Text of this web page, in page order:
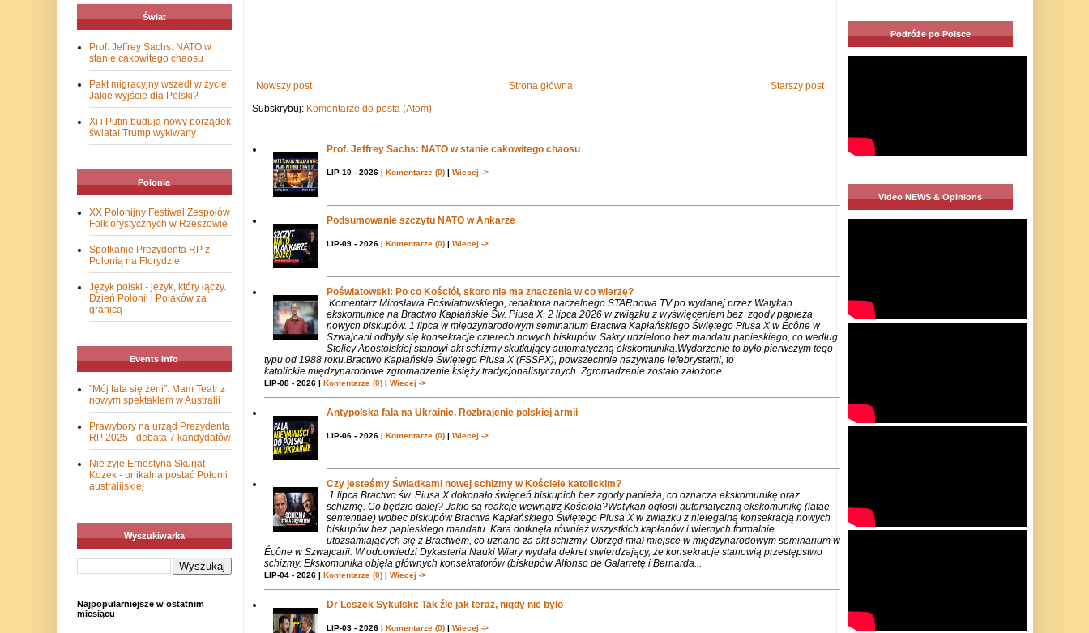
Nowszy post Starszy post
Strona główna
Subskrybuj: Komentarze do posta (Atom)
Prof. Jeffrey Sachs: NATO w stanie cakowitego chaosu
LIP-10 - 2026 | Komentarze (0)| Wiecej ->
Podsumowanie szczytu NATO w Ankarze
LIP-09 - 2026 | Komentarze (0)| Wiecej ->
Poświatowski: Po co Kościół, skoro nie ma znaczenia w co wierzę?
Komentarz Mirosława Poświatowskiego, redaktora naczelnego STARnowa.TV po wydanej przez Watykan
ekskomunice na Bractwo Kapłańskie Św. Piusa X, 2 lipca 2026 w związku z wyświęceniem bez zgody papieża
nowych biskupów. 1 lipca w międzynarodowym seminarium Bractwa Kapłańskiego Świętego Piusa X w Écône w
Szwajcarii odbyły się konsekracje czterech nowych biskupów. Sakry udzielono bez mandatu papieskiego, co według
Stolicy Apostolskiej stanowi akt schizmy skutkujący automatyczną ekskomuniką.Wydarzenie to było pierwszym tego
typu od 1988 roku.Bractwo Kapłańskie Świętego Piusa X (FSSPX), powszechnie nazywane lefebrystami, to
katolickie międzynarodowe zgromadzenie księży tradycjonalistycznych. Zgromadzenie zostało założone...
LIP-08 - 2026 | Komentarze (0)| Wiecej ->
Antypolska fala na Ukrainie. Rozbrajenie polskiej armii
LIP-06 - 2026 | Komentarze (0)| Wiecej ->
Czy jesteśmy Świadkami nowej schizmy w Kościele katolickim?
1 lipca Bractwo św. Piusa X dokonało święceń biskupich bez zgody papieża, co oznacza ekskomunikę oraz
schizmę. Co będzie dalej? Jakie są reakcje wewnątrz Kościoła?Watykan ogłosił automatyczną ekskomunikę (latae
sententiae) wobec biskupów Bractwa Kapłańskiego Świętego Piusa X w związku z nielegalną konsekracją nowych
biskupów bez papieskiego mandatu. Kara dotknęła również wszystkich kapłanów i wiernych formalnie
utożsamiających się z Bractwem, co uznano za akt schizmy. Obrzęd miał miejsce w międzynarodowym seminarium w
Écône w Szwajcarii. W odpowiedzi Dykasteria Nauki Wiary wydała dekret stwierdzający, że konsekracje stanowią przestępstwo
schizmy. Ekskomunika objęła głównych konsekratorów (biskupów Alfonso de Galarretę i Bernarda...
LIP-04 - 2026 | Komentarze (0)| Wiecej ->
Dr Leszek Sykulski: Tak źle jak teraz, nigdy nie było
LIP-03 - 2026 | Komentarze (0)| Wiecej ->
Świat
Prof. Jeffrey Sachs: NATO w
stanie cakowitego chaosu
Pakt migracyjny wszedł w życie.
Jakie wyjście dla Polski?
Xi i Putin budują nowy porządek
świata! Trump wykiwany
Polonia
XX Polonijny Festiwal Zespołów
Folklorystycznych w Rzeszowie
Spotkanie Prezydenta RP z
Polonią na Florydzie
Język polski - język, który łączy.
Dzień Polonii i Polaków za
granicą
Events Info
"Mój tata się żeni". Mam Teatr z
nowym spektaklem w Australii
Prawybory na urząd Prezydenta
RP 2025 - debata 7 kandydatów
Nie żyje Ernestyna Skurjat-
Kozek - unikalna postać Polonii
australijskiej
Wyszukiwarka
Najpopularniejsze w ostatnim
miesiącu
Podróże po Polsce
Video NEWS & Opinions